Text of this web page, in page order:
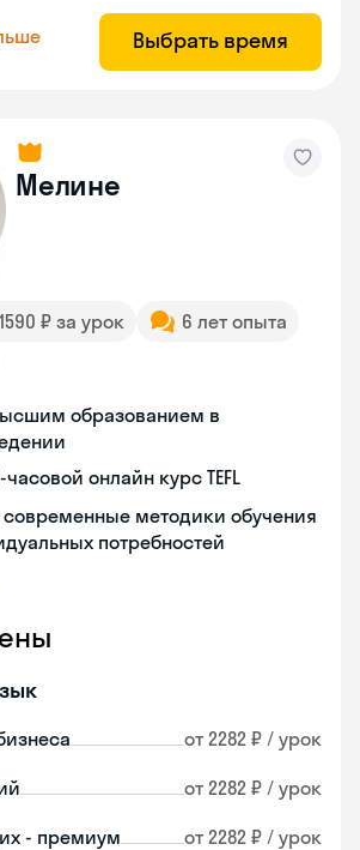
Выбрать время
Мелине
₽ за урок
6 лет опыта
образованием в
онлайн курс TEFL
методики обучения
потребностей
от 2282 ₽ / урок
от 2282 ₽ / урок
- премиум от 2282 ₽ / урок